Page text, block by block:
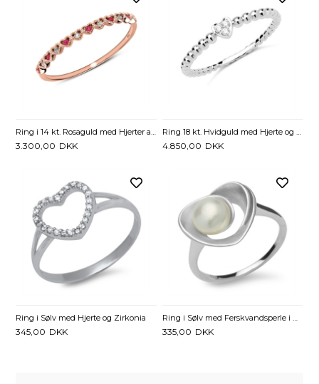
Ring i 14 kt. Rosaguld med Hjerter af Rubin og Topaz
3.300,00 DKK
Ring 18 kt. Hvidguld med Hjerte og Diamanter - 0,03 ct.
4.850,00 DKK
Ring i Sølv med Hjerte og Zirkonia
345,00 DKK 335,00 DKK